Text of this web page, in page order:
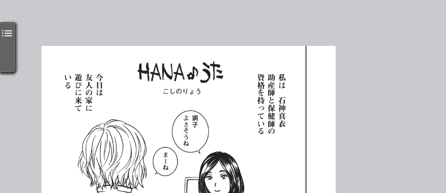
私は
石神真衣
助産師と保健師の
資格を持っている
今日は
友人の家に
遊びに来て
いる
調子
よさそうね
まーね